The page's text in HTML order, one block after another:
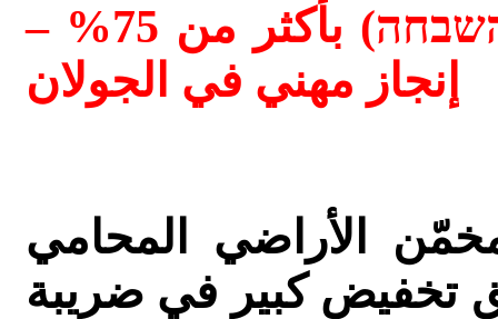
تخفيض ضريبة تحسين (היטל השבחה) بأكثر من 75% –
إنجاز مهني في الجولان
الأراضي المحامي
تخفيض كبير في ضريبة